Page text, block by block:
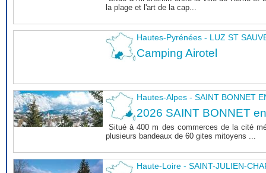
la plage et l'art de la cap...
Hautes-Pyrénées - LUZ ST
Camping Airotel
Hautes-Alpes - SAINT BONNET
2026 SAINT BONNET
Situé à 400 m des commerces de la cité
plusieurs bandeaux de 60 gites mitoyens ...
Haute-Loire - SAINT-JULIEN-